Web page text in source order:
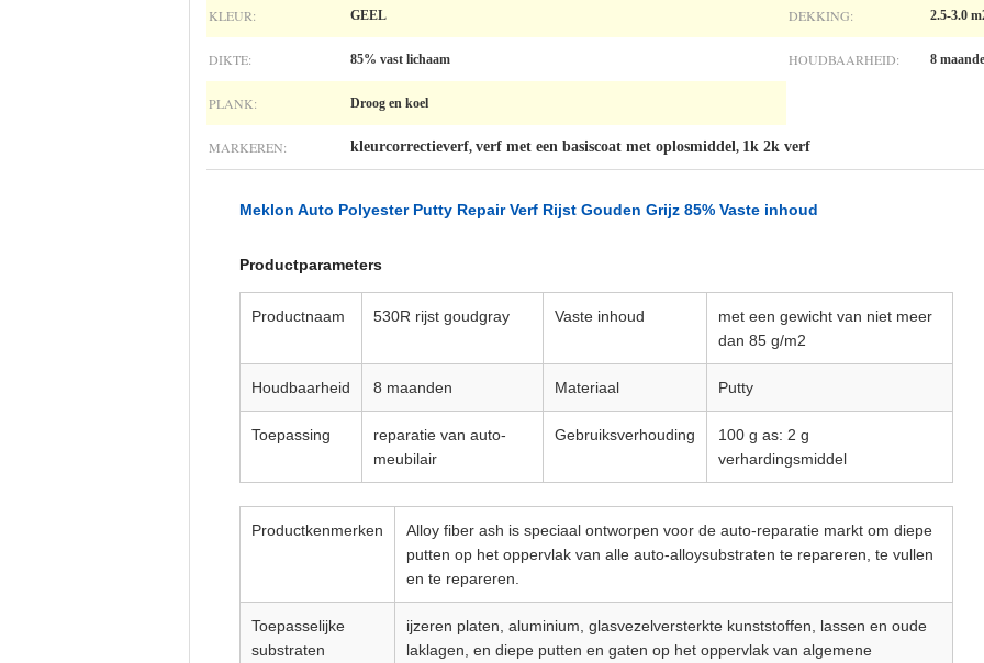
KLEUR: GEEL DEKKING: 2.5-3.0
DIKTE: 85% vast lichaam HOUDBAARHEID: 8
PLANK: Droog en koel
MARKEREN: kleurcorrectieverf, verf met een basiscoat met oplosmiddel, 1k 2k verf
Meklon Auto Polyester Putty Repair Verf Rijst Gouden Grijz 85% Vaste inhoud
Productparameters
Productnaam 530R rijst goudgray Vaste inhoud
met een gewicht van niet meer
dan 85 g/m2
Houdbaarheid 8 maanden Materiaal Putty
Toepassing
reparatie van auto-
meubilair
Gebruiksverhouding
100 g as: 2 g
verhardingsmiddel
Productkenmerken
Alloy fiber ash is speciaal ontworpen voor de auto-reparatie markt om diepe
putten op het oppervlak van alle auto-alloysubstraten te repareren, te vullen
en te repareren.
Toepasselijke
substraten
ijzeren platen, aluminium, glasvezelversterkte kunststoffen, lassen en oude
laklagen, en diepe putten en gaten op het oppervlak van algemene